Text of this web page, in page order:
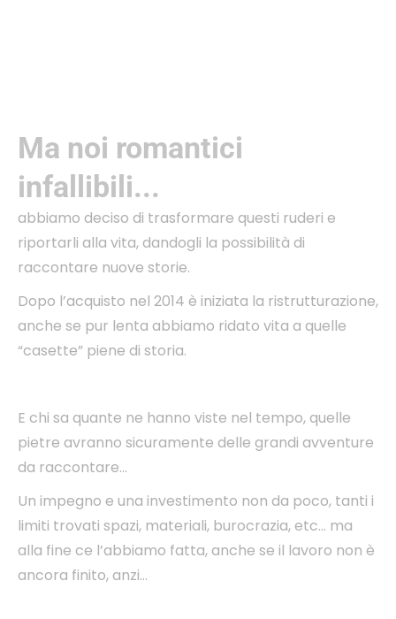
Ma noi romantici
infallibili...
abbiamo deciso di trasformare questi ruderi e
riportarli alla vita, dandogli la possibilità di
raccontare nuove storie.
Dopo l’acquisto nel 2014 è iniziata la ristrutturazione,
anche se pur lenta abbiamo ridato vita a quelle
“casette” piene di storia.
E chi sa quante ne hanno viste nel tempo, quelle
pietre avranno sicuramente delle grandi avventure
da raccontare…
Un impegno e una investimento non da poco, tanti i
limiti trovati spazi, materiali, burocrazia, etc… ma
alla fine ce l’abbiamo fatta, anche se il lavoro non è
ancora finito, anzi…